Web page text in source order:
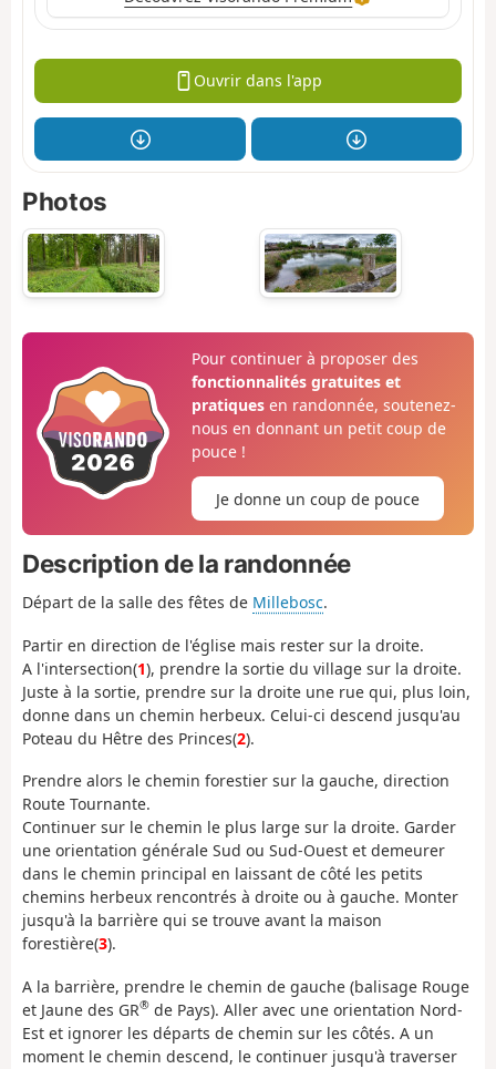
Ouvrir dans l'app
Photos
Pour continuer à proposer des
fonctionnalités gratuites et
pratiquesen randonnée, soutenez-
nous en donnant un petit coup de
pouce !
Je donne un coup de pouce
Description de la randonnée
Départ de la salle des fêtes de Millebosc.
Partir en direction de l'église mais rester sur la droite.
A l'intersection(1), prendre la sortie du village sur la droite.
Juste à la sortie, prendre sur la droite une rue qui, plus loin,
donne dans un chemin herbeux. Celui-ci descend jusqu'au
Poteau du Hêtre des Princes(2).
Prendre alors le chemin forestier sur la gauche, direction
Route Tournante.
Continuer sur le chemin le plus large sur la droite. Garder
une orientation générale Sud ou Sud-Ouest et demeurer
dans le chemin principal en laissant de côté les petits
chemins herbeux rencontrés à droite ou à gauche. Monter
jusqu'à la barrière qui se trouve avant la maison
forestière(3).
A la barrière, prendre le chemin de gauche (balisage Rouge
et Jaune des GR® de Pays). Aller avec une orientation Nord-
Est et ignorer les départs de chemin sur les côtés. A un
moment le chemin descend, le continuer jusqu'à traverser